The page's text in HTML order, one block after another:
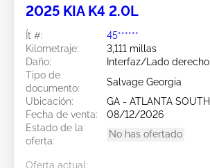
2025 KIA K4 2.0L
Ít #:
45******
Kilometraje:
3,111 millas
Daño:
Interfaz/Lado derecho
Tipo de
documento:
Salvage Georgia
Ubicación:
GA - ATLANTA SOUTH
Fecha de venta:
08/12/2026
Estado de la
oferta:
No has ofertado
Oferta actual: